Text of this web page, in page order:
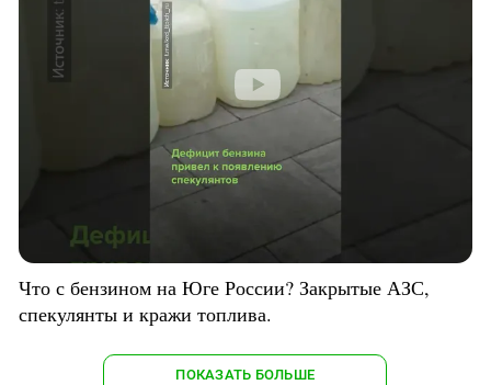
Что с бензином на Юге России? Закрытые АЗС,
спекулянты и кражи топлива.
ПОКАЗАТЬ БОЛЬШЕ